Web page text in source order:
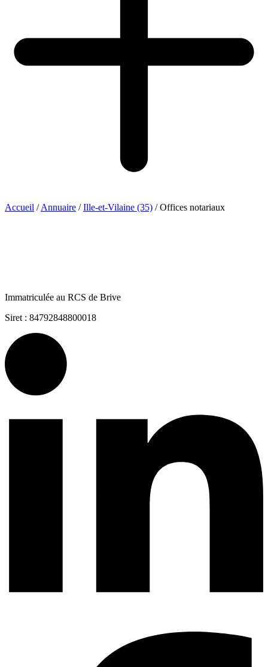
Accueil / Annuaire / Ille-et-Vilaine (35) / Offices notariaux
Immatriculée au RCS de Brive
Siret : 84792848800018